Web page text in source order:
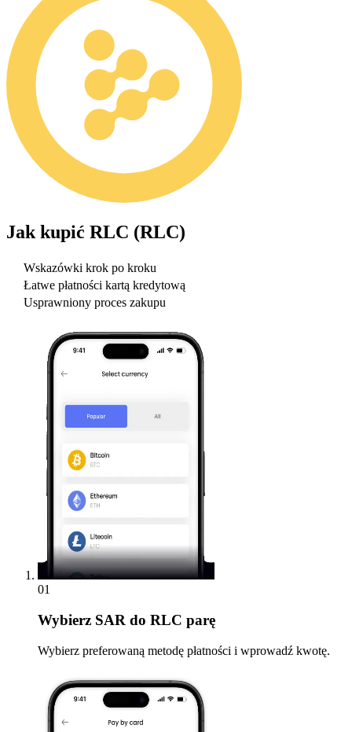
Jak kupić RLC (RLC)
Wskazówki krok po kroku
Łatwe płatności kartą kredytową
Usprawniony proces zakupu
01
Wybierz SAR do RLC parę
Wybierz preferowaną metodę płatności i wprowadź kwotę.